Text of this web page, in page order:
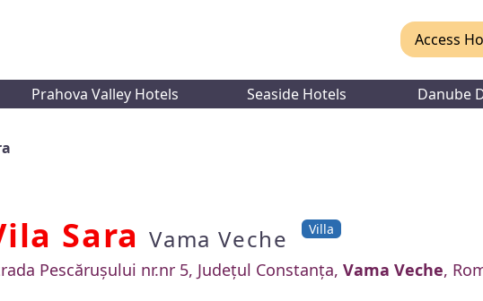
Access
Prahova Valley Hotels Seaside Hotels Danube
Sara Vama Veche Villa
Pescărușului nr.nr 5, Județul Constanța, Vama Veche,